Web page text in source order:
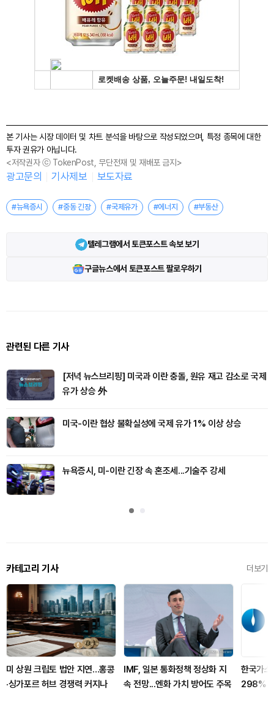
본 기사는 시장 데이터 및 차트 분석을 바탕으로 작성되었으며, 특정 종목에 대한
투자 권유가 아닙니다.
<저작권자 ⓒ TokenPost, 무단전재 및 재배포 금지>
광고문의 기사제보 보도자료
#뉴욕증시 #중동 긴장 #국제유가 #에너지 #부동산
텔레그램에서 토큰포스트 속보 보기
구글뉴스에서 토큰포스트 팔로우하기
관련된 다른 기사
[저녁 뉴스브리핑] 미국과 이란 충돌, 원유 재고 감소로 국제
유가 상승 外
미국-이란 협상 불확실성에 국제 유가 1% 이상 상승
뉴욕증시, 미-이란 긴장 속 혼조세...기술주 강세
카테고리 기사 더보기
미 상원 크립토 법안 지연…홍콩
·싱가포르 허브 경쟁력 커지나
IMF, 일본 통화정책 정상화 지
속 전망...엔화 가치 방어도 주목
한국가
298%